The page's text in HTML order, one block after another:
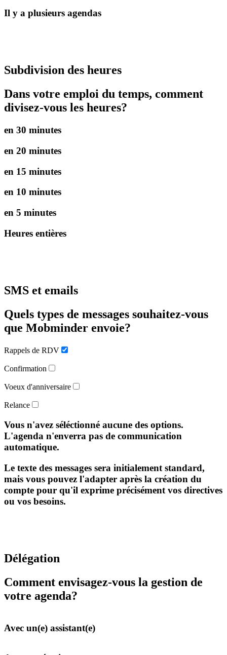
Il y a plusieurs agendas
Subdivision des heures
Dans votre emploi du temps, comment
divisez-vous les heures?
en 30 minutes
en 20 minutes
en 15 minutes
en 10 minutes
en 5 minutes
Heures entières
SMS et emails
Quels types de messages souhaitez-vous
que Mobminder envoie?
Rappels de RDV
Confirmation
Voeux d'anniversaire
Relance
Vous n'avez séléctionné aucune des options.
L'agenda n'enverra pas de communication
automatique.
Le texte des messages sera initialement standard,
mais vous pouvez l'adapter après la création du
compte pour qu'il exprime précisément vos directives
ou vos besoins.
Délégation
Comment envisagez-vous la gestion de
votre agenda?
Avec un(e) assistant(e)